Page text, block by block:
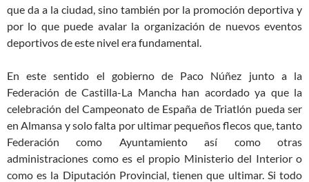
que da a la ciudad, sino también por la promoción deportiva y
por lo que puede avalar la organización de nuevos eventos
deportivos de este nivel era fundamental.
En este sentido el gobierno de Paco Núñez junto a la
Federación de Castilla-La Mancha han acordado ya que la
celebración del Campeonato de España de Triatlón pueda ser
en Almansa y solo falta por ultimar pequeños flecos que, tanto
Federación como Ayuntamiento así como otras
administraciones como es el propio Ministerio del Interior o
como es la Diputación Provincial, tienen que ultimar. Si todo